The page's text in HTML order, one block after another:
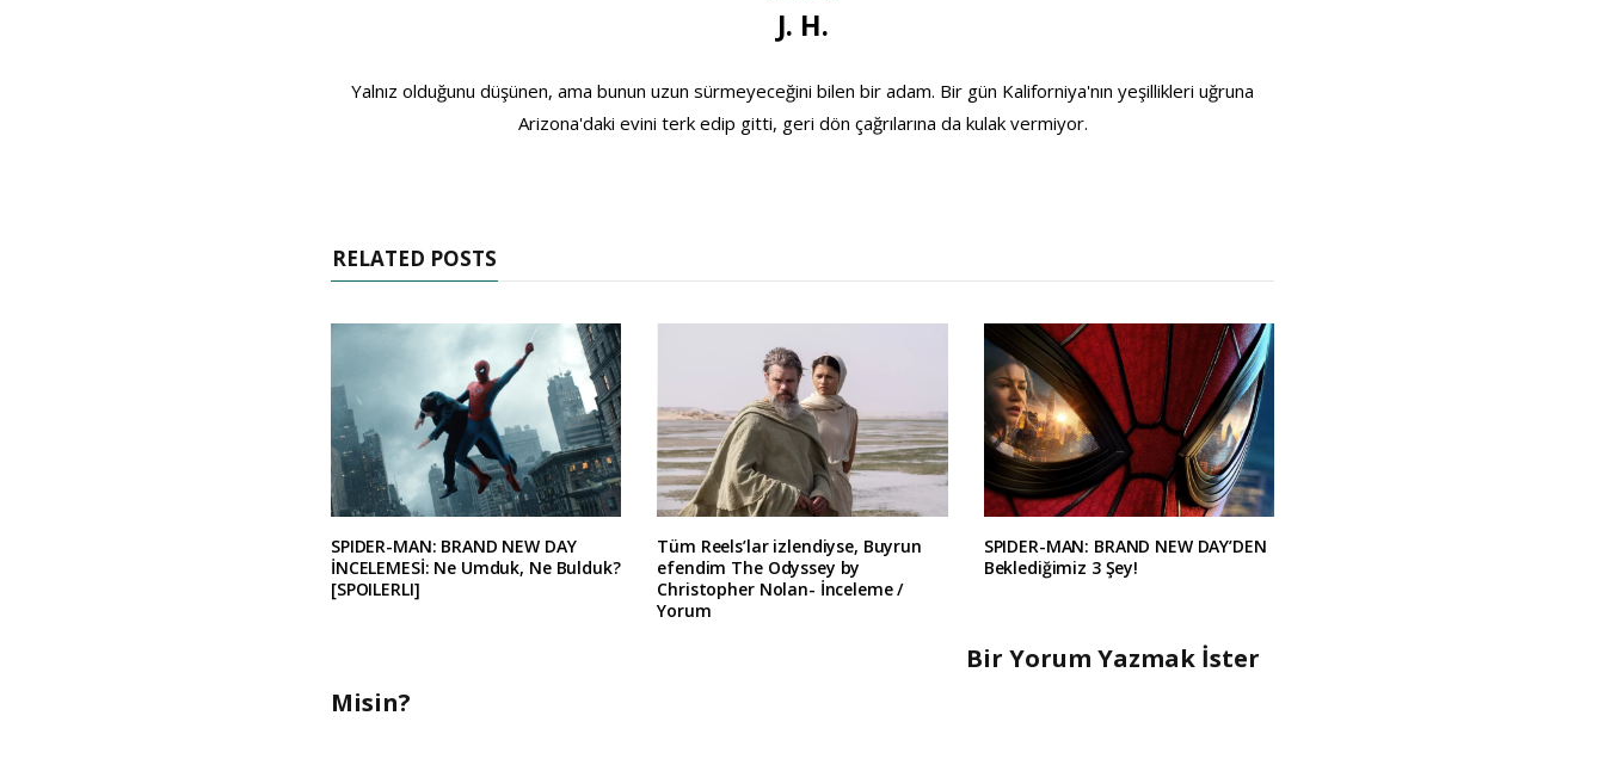
J. H.
Yalnız olduğunu düşünen, ama bunun uzun sürmeyeceğini bilen bir adam. Bir gün Kaliforniya'nın yeşillikleri uğruna
Arizona'daki evini terk edip gitti, geri dön çağrılarına da kulak vermiyor.
RELATED POSTS
SPIDER-MAN: BRAND NEW DAY
İNCELEMESİ: Ne Umduk, Ne Bulduk?
[SPOILERLI]
Tüm Reels’lar izlendiyse, Buyrun
efendim The Odyssey by
Christopher Nolan- İnceleme /
Yorum
SPIDER-MAN: BRAND NEW DAY’DEN
Beklediğimiz 3 Şey!
Bir Yorum Yazmak İster
Misin?